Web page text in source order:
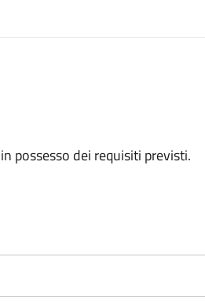
possesso dei requisiti previsti.